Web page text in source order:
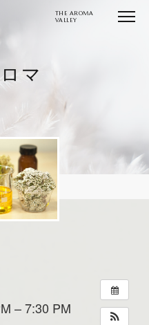
THE AROMA
VALLEY
マ
– 7:30 PM